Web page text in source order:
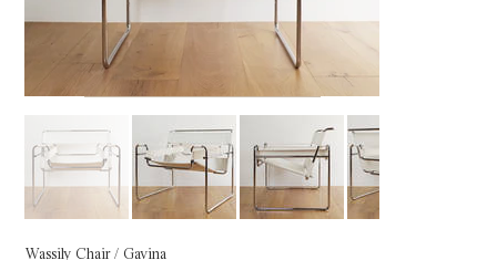
Wassily Chair / Gavina